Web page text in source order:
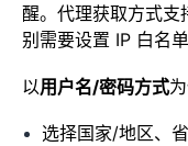
醒。代理获取方式支
别需要设置 IP 白名
以用户名/密码方式为
选择国家/地区、